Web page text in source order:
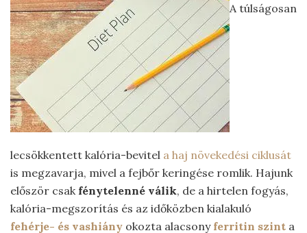
A túlságosan
lecsökkentett kalória-bevitel a haj növekedési ciklusát
is megzavarja, mivel a fejbőr keringése romlik. Hajunk
először csak fénytelenné válik, de a hirtelen fogyás,
kalória-megszorítás és az időközben kialakuló
fehérje- és vashiány okozta alacsony ferritin szint a